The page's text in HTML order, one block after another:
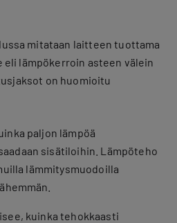
mitataan laitteen tuottama
eli lämpökerroin asteen välein
on huomioitu
paljon lämpöä
sisätiloihin. Lämpöteho
lämmitysmuodoilla
kuinka tehokkaasti